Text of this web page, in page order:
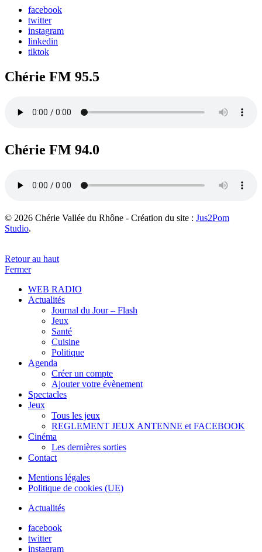
facebook
twitter
instagram
linkedin
tiktok
Chérie FM 95.5
Chérie FM 94.0
© 2026 Chérie Vallée du Rhône - Création du site : Jus2Pom
Studio.
Retour au haut
Fermer
WEB RADIO
Actualités
Journal du Jour – Flash
Jeux
Santé
Cuisine
Politique
Agenda
Créer un compte
Ajouter votre évènement
Spectacles
Jeux
Tous les jeux
REGLEMENT JEUX ANTENNE et FACEBOOK
Cinéma
Les dernières sorties
Contact
Mentions légales
Politique de cookies (UE)
Actualités
facebook
twitter
instagram